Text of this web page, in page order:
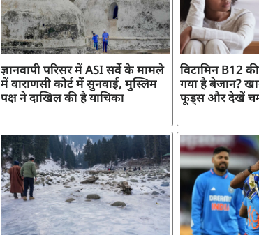
ज्ञानवापी परिसर में ASI सर्वे के मामले
में वाराणसी कोर्ट में सुनवाई, मुस्लिम
पक्ष ने दाखिल की है याचिका
विटामिन B12
गया है बेजान?
फूड्स और देखें